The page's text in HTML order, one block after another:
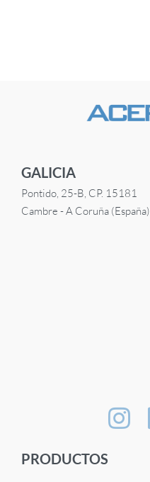
GALICIA
Pontido, 25-B, CP. 15181
Cambre - A Coruña (España)
PRODUCTOS